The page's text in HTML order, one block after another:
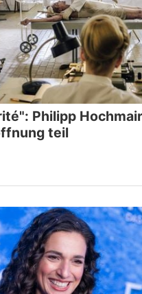
Philipp
teil